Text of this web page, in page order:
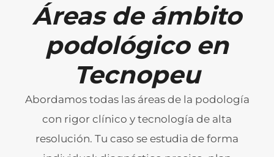
Áreas de ámbito
podológico en
Tecnopeu
Abordamos todas las áreas de la podología
con rigor clínico y tecnología de alta
resolución. Tu caso se estudia de forma